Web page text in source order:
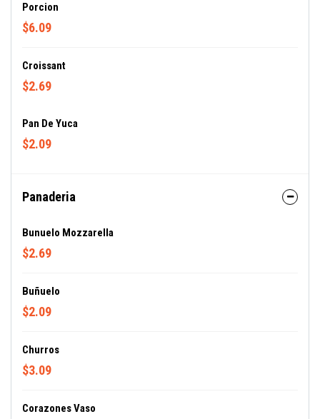
Porcion
$6.09
Croissant
$2.69
Pan De Yuca
$2.09
Panaderia
Bunuelo Mozzarella
$2.69
Buñuelo
$2.09
Churros
$3.09
Corazones Vaso